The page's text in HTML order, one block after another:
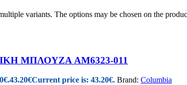
variants. The options may be chosen on the
ΜΠΛΟΥΖΑ AM6323-011
43.20€Current price is: 43.20€. Brand: Columbia